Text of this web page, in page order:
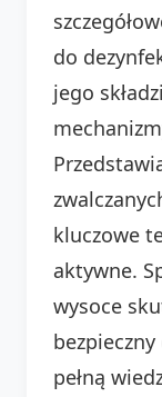
do
jego
kluczowe
aktywne.
wysoce
pełną